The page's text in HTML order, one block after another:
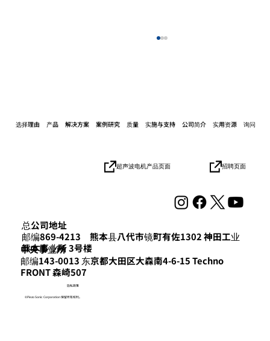
古屋企业展”上展出的通知
总公司地址
邮编869-4213 熊本县八代市镜町有佐1302 神田工业
熊本事业所 3号楼
​中央事业所
邮编143-0013 东京都大田区大森南4-6-15 Techno
FRONT 森崎507
选择理由 产品 解决方案 案例研究 质量 实施与支持 公司简介 实用资源 询问
超声波电机产品页面 招聘页面
隐私政策
©Piezo Sonic Corporation 保留所有权利。